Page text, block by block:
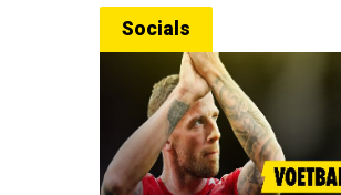
Socials